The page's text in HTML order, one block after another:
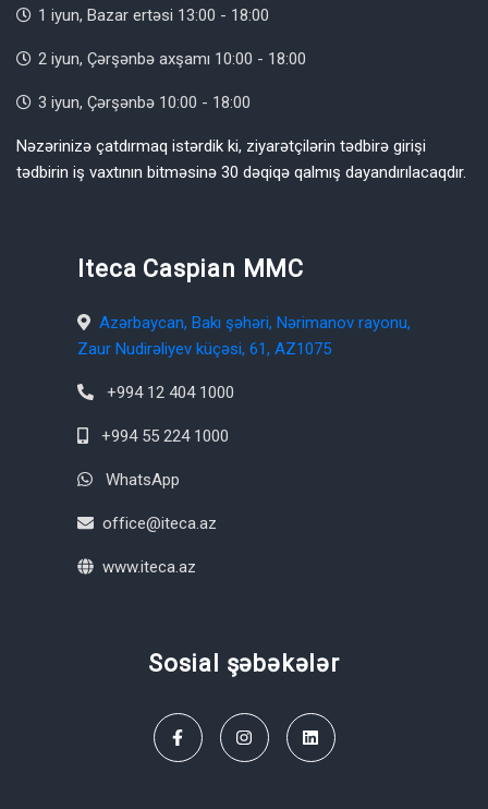
1 iyun, Bazar ertəsi 13:00 - 18:00
2 iyun, Çərşənbə axşamı 10:00 - 18:00
3 iyun, Çərşənbə 10:00 - 18:00
Nəzərinizə çatdırmaq istərdik ki, ziyarətçilərin tədbirə girişi
tədbirin iş vaxtının bitməsinə 30 dəqiqə qalmış dayandırılacaqdır.
Iteca Caspian MMC
Azərbaycan, Bakı şəhəri, Nərimanov rayonu,
Zaur Nudirəliyev küçəsi, 61, AZ1075
+994 12 404 1000
+994 55 224 1000
WhatsApp
office@iteca.az
www.iteca.az
Sosial şəbəkələr